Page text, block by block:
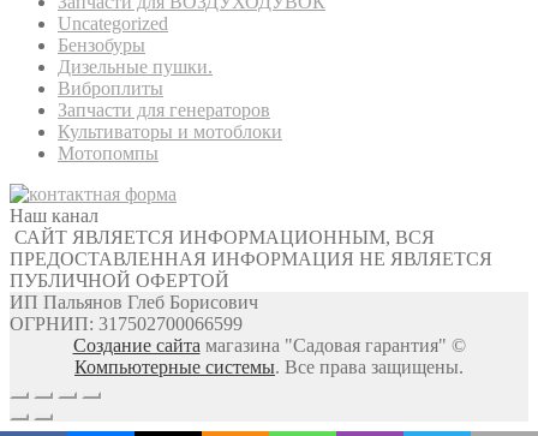
Uncategorized
Бензобуры
Дизельные пушки.
Виброплиты
Запчасти для генераторов
Культиваторы и мотоблоки
Мотопомпы
Наш канал
САЙТ ЯВЛЯЕТСЯ ИНФОРМАЦИОННЫМ, ВСЯ
ПРЕДОСТАВЛЕННАЯ ИНФОРМАЦИЯ НЕ ЯВЛЯЕТСЯ
ПУБЛИЧНОЙ ОФЕРТОЙ
ИП Пальянов Глеб Борисович
ОГРНИП: 317502700066599
Создание сайта магазина "Садовая гарантия" ©
Компьютерные системы. Все права защищены.